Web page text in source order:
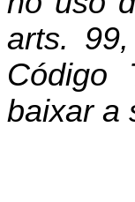
arts.
Código
baixar a